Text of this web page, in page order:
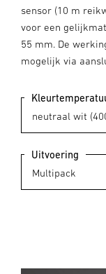
sensor (10 m
voor een
55 mm. De
mogelijk via
Uitvoering